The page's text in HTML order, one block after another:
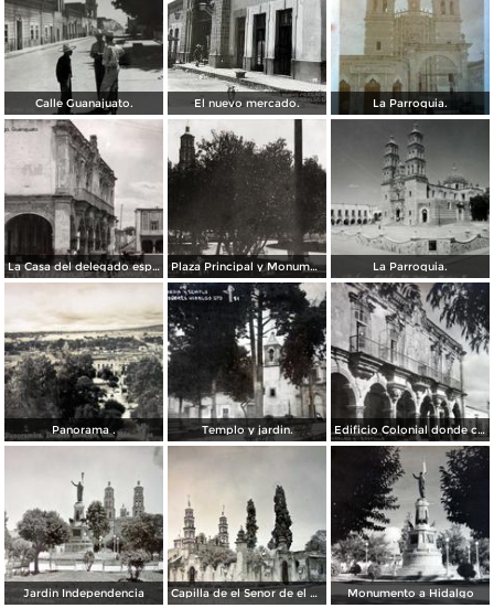
Calle Guanajuato. El nuevo mercado. La Parroquia.
La Casa del delegado espanol. Plaza Principal y Monumento a Miguel Hidalgo La Parroquia.
Panorama . Templo y jardin. Edificio Colonial donde celebraba sus juntas Don Miguel Hidalgo y Costilla.
Jardin Independencia Capilla de el Senor de el Llanito Monumento a Hidalgo